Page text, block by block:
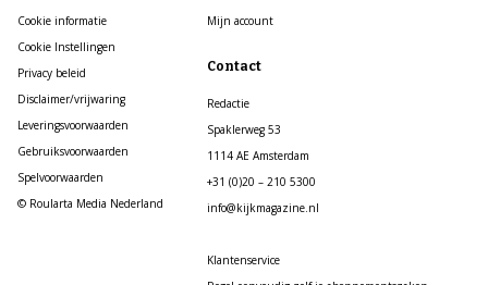
Cookie informatie
Cookie Instellingen
Privacy beleid
Disclaimer/vrijwaring
Leveringsvoorwaarden
Gebruiksvoorwaarden
Spelvoorwaarden
© Roularta Media Nederland
Mijn account
Contact
Redactie
Spaklerweg 53
1114 AE Amsterdam
+31 (0)20 – 210 5300
info@kijkmagazine.nl
Klantenservice